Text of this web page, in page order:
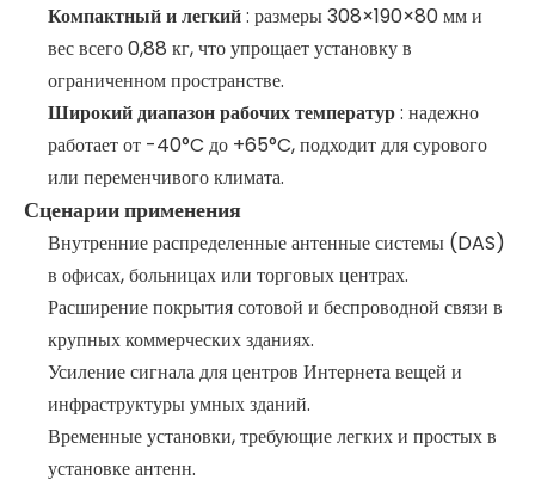
Компактный и легкий: размеры 308×190×80 мм и
вес всего 0,88 кг, что упрощает установку в
ограниченном пространстве.
Широкий диапазон рабочих температур: надежно
работает от -40°C до +65°C, подходит для сурового
или переменчивого климата.
Сценарии применения
Внутренние распределенные антенные системы (DAS)
в офисах, больницах или торговых центрах.
Расширение покрытия сотовой и беспроводной связи в
крупных коммерческих зданиях.
Усиление сигнала для центров Интернета вещей и
инфраструктуры умных зданий.
Временные установки, требующие легких и простых в
установке антенн.